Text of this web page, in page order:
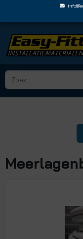
HOME › MEERLAGEN BUIZEN